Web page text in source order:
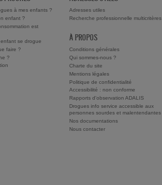
à mes enfants ?
enfant ?
est
se drogue
faire ?
?
Adresses utiles
Recherche professionnelle multicritères
À PROPOS
Conditions générales
Qui sommes-nous ?
Charte du site
Mentions légales
Politique de confidentialité
Accessibilité : non conforme
Rapports d'observation ADALIS
Drogues info service accessible aux
personnes sourdes et malentendantes
Nos documentations
Nous contacter